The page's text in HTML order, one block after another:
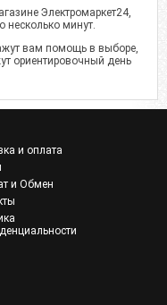
Электромаркет24,
несколько минут.
вам помощь в выборе,
ориентировочный день
и оплата
и Обмен